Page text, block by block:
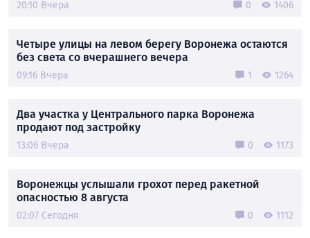
20:10 Вчера 0 1406
Четыре улицы на левом берегу Воронежа остаются
без света со вчерашнего вечера
09:16 Вчера 1 1264
Два участка у Центрального парка Воронежа
продают под застройку
13:06 Вчера 0 1173
Воронежцы услышали грохот перед ракетной
опасностью 8 августа
02:07 Сегодня 0 1112